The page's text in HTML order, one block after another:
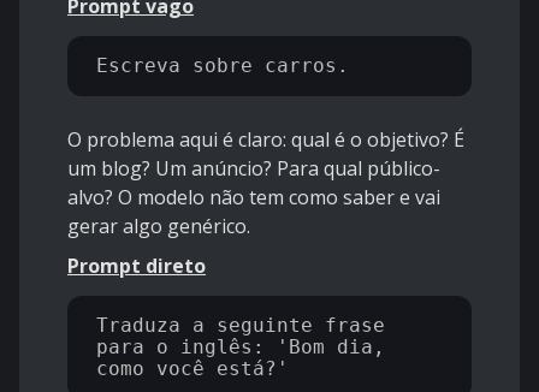
Prompt vago
O problema aqui é claro: qual é o objetivo? É
um blog? Um anúncio? Para qual público-
alvo? O modelo não tem como saber e vai
gerar algo genérico.
Prompt direto
Traduza a seguinte frase
para o inglês: 'Bom dia,